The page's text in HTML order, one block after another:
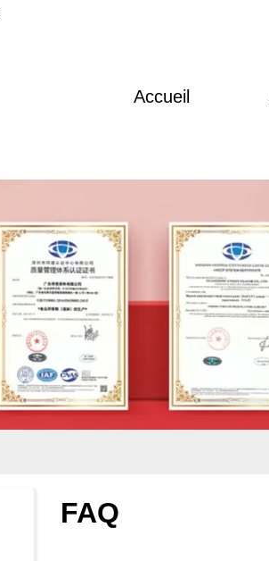
Accueil
FAQ